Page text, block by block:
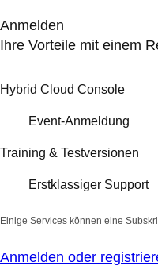
Anmelden
Ihre Vorteile mit einem
Hybrid Cloud Console
Event-Anmeldung
Training & Testversionen
Erstklassiger Support
Einige Services können eine
Anmelden oder